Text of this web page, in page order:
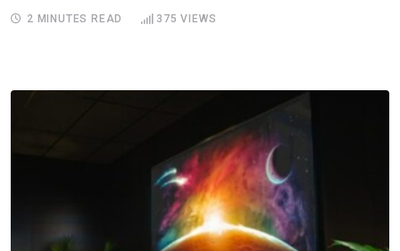
2 MINUTES READ 375 VIEWS